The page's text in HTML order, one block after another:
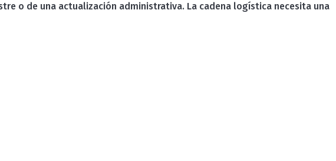
o de una actualización administrativa. La cadena logística necesita una